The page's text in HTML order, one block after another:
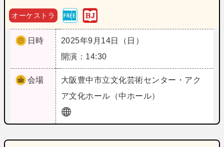
オーケストラ
日時
2025年9月14日（日）
開演：14:30
会場 大阪 豊中市立文化芸術センター・アク
ア文化ホール（中ホール）